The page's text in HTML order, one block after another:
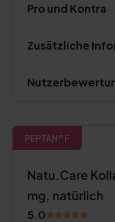
Pro und Kontra
Zusätzliche
PEPTAN® F
Natu.Care
mg, natürlich
5.0